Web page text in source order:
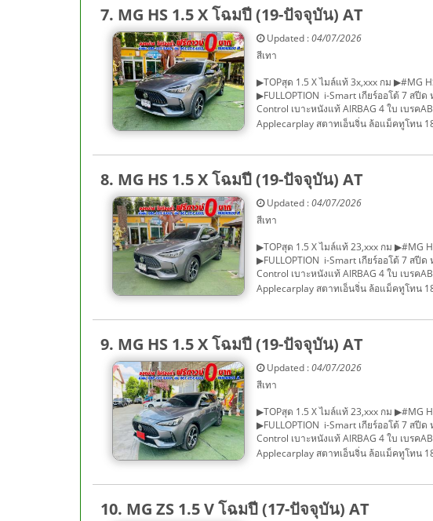
7. MG HS 1.5 X โฉมปี (19-ปัจจุบัน) AT
Updated :04/07/2026
สีเทา
▶TOPสุด 1.5 X ไมล์แท้ 3x,xxx กม ▶#MG
▶FULLOPTION i-Smart เกียร์ออโต้ 7 สปี
Control เบาะหนังแท้ AIRBAG 4 ใบ เบรค
Applecarplay สตาทเอ็นจิ่น ล้อแม็คทูโทน
8. MG HS 1.5 X โฉมปี (19-ปัจจุบัน) AT
Updated :04/07/2026
สีเทา
▶TOPสุด 1.5 X ไมล์แท้ 23,xxx กม ▶#MG
▶FULLOPTION i-Smart เกียร์ออโต้ 7 สปี
Control เบาะหนังแท้ AIRBAG 4 ใบ เบรค
Applecarplay สตาทเอ็นจิ่น ล้อแม็คทูโทน
9. MG HS 1.5 X โฉมปี (19-ปัจจุบัน) AT
Updated :04/07/2026
สีเทา
▶TOPสุด 1.5 X ไมล์แท้ 23,xxx กม ▶#MG
▶FULLOPTION i-Smart เกียร์ออโต้ 7 สปี
Control เบาะหนังแท้ AIRBAG 4 ใบ เบรค
Applecarplay สตาทเอ็นจิ่น ล้อแม็คทูโทน
10. MG ZS 1.5 V โฉมปี (17-ปัจจุบัน) AT